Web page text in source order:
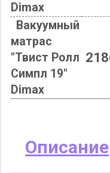
Dimax
Вакуумный
матрас
"Твист Ролл
Симпл 19"
Dimax
Описание